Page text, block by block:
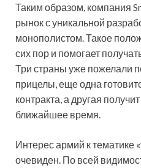
Таким образом, компания
рынок с уникальной
монополистом. Такое
сих пор и помогает
Три страны уже пожелали
прицелы, еще одна
контракта, а другая
ближайшее время.
Интерес армий к тематике
очевиден. По всей